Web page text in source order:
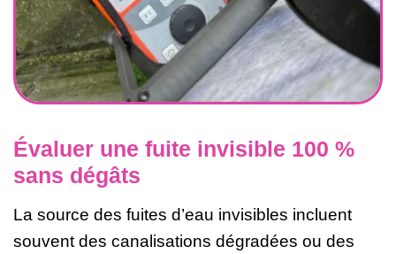
Évaluer une fuite invisible 100 %
sans dégâts
La source des fuites d’eau invisibles incluent
souvent des canalisations dégradées ou des